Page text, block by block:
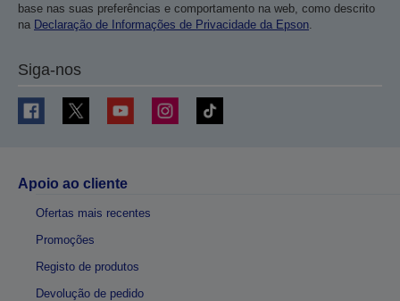
base nas suas preferências e comportamento na web, como descrito
na Declaração de Informações de Privacidade da Epson.
Siga-nos
Apoio ao cliente
Ofertas mais recentes
Promoções
Registo de produtos
Devolução de pedido